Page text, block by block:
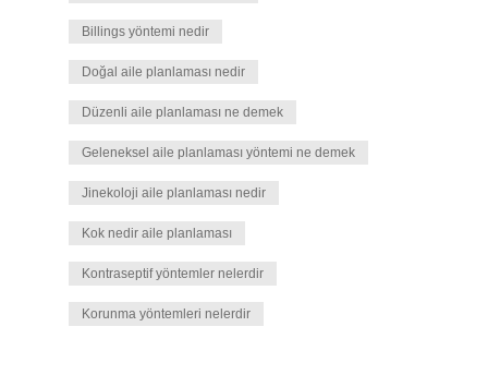
Billings yöntemi nedir
Doğal aile planlaması nedir
Düzenli aile planlaması ne demek
Geleneksel aile planlaması yöntemi ne demek
Jinekoloji aile planlaması nedir
Kok nedir aile planlaması
Kontraseptif yöntemler nelerdir
Korunma yöntemleri nelerdir